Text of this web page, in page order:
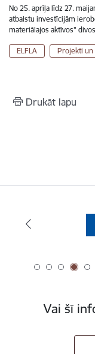
No 25. aprīļa līdz 27.
atbalstu investīcijām
materiālajos aktīvos"
ELFLA Projekti un
Drukāt lapu
Vai šī